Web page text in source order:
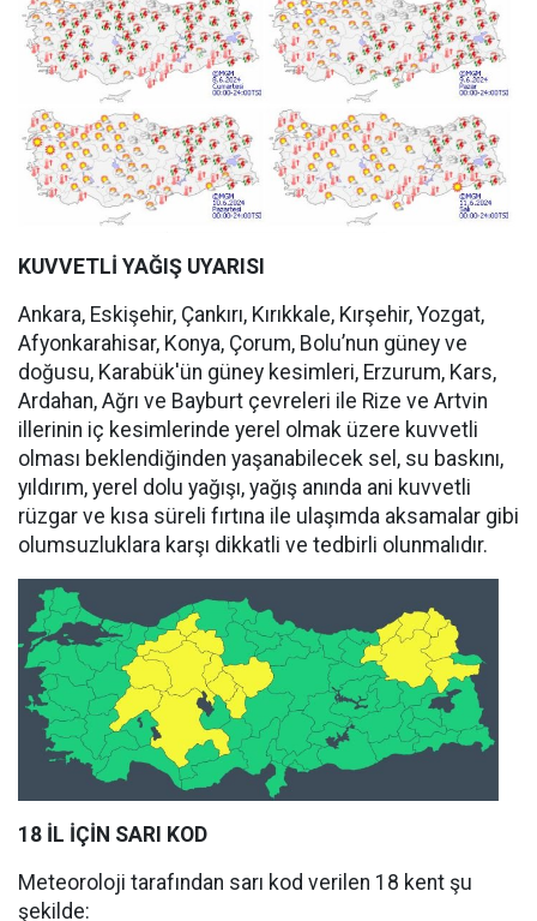
KUVVETLİ YAĞIŞ UYARISI
Ankara, Eskişehir, Çankırı, Kırıkkale, Kırşehir, Yozgat,
Afyonkarahisar, Konya, Çorum, Bolu’nun güney ve
doğusu, Karabük'ün güney kesimleri, Erzurum, Kars,
Ardahan, Ağrı ve Bayburt çevreleri ile Rize ve Artvin
illerinin iç kesimlerinde yerel olmak üzere kuvvetli
olması beklendiğinden yaşanabilecek sel, su baskını,
yıldırım, yerel dolu yağışı, yağış anında ani kuvvetli
rüzgar ve kısa süreli fırtına ile ulaşımda aksamalar gibi
olumsuzluklara karşı dikkatli ve tedbirli olunmalıdır.
18 İL İÇİN SARI KOD
Meteoroloji tarafından sarı kod verilen 18 kent şu
şekilde: